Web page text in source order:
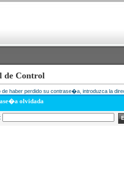
de Control
de haber perdido su contrase�a, introduzca la
olvidada